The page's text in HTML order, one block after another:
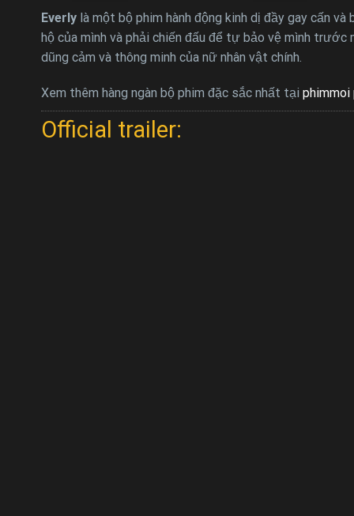
Everly là một bộ phim hành động kinh dị đầy gay cấn
hộ của mình và phải chiến đấu để tự bảo vệ mình trước
dũng cảm và thông minh của nữ nhân vật chính.
Xem thêm hàng ngàn bộ phim đặc sắc nhất tại phimmoi
Official trailer: